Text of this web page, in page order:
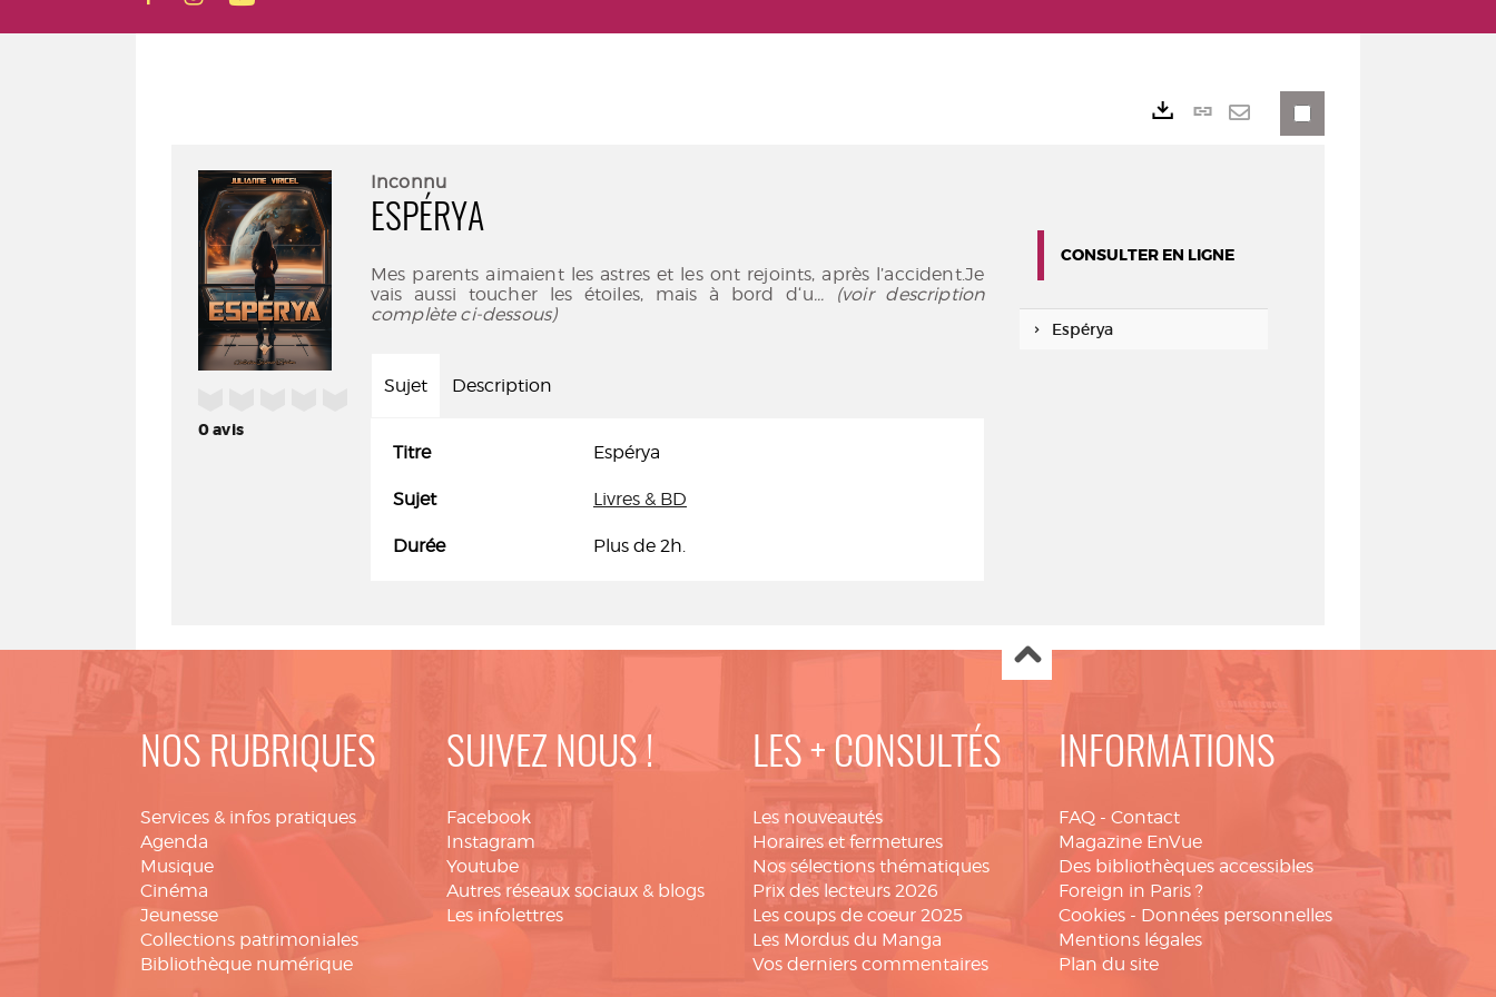
0avis
Inconnu
ESPÉRYA
Mes parents aimaient les astres et les ont rejoints, après l’accident.Je
vais aussi toucher les étoiles, mais à bord d‘u... (voir description
complète ci-dessous)
Sujet Description
Titre Espérya
Sujet Livres & BD
Durée Plus de 2h.
Lien
CONSULTER EN LIGNE
Espérya
NOS RUBRIQUES
Services & infos pratiques
Agenda
Musique
Cinéma
Jeunesse
Collections patrimoniales
Bibliothèque numérique
SUIVEZ NOUS !
Facebook
Instagram
Youtube
Autres réseaux sociaux & blogs
Les infolettres
LES + CONSULTÉS
Les nouveautés
Horaires et fermetures
Nos sélections thématiques
Prix des lecteurs 2026
Les coups de coeur 2025
Les Mordus du Manga
Vos derniers commentaires
INFORMATIONS
FAQ - Contact
Magazine EnVue
Des bibliothèques accessibles
Foreign in Paris ?
Cookies - Données personnelles
Mentions légales
Plan du site